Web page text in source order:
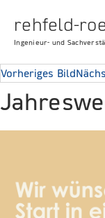
rehfeld-
Ingenieur- und
Vorheriges Bild